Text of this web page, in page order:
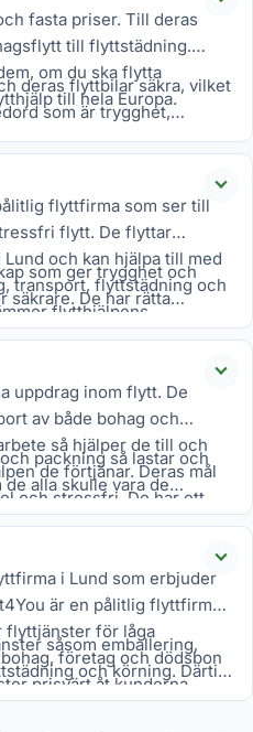
och det ingår leverans
kan också köpa lådorna
fasta priser. Till deras
till flyttstädning.
om du ska flytta
till hela Europa.
deras flyttbilar säkra, vilket
som är trygghet,
från dessa ledord
flytten.
flyttfirma som ser till
flytt. De flyttar
och kan hjälpa till med
transport, flyttstädning och
flytthjälpens
sedan till att det fixas.
som ger trygghet och
säkrare. De har rätta
med tyngre möbler och
uppdrag inom flytt. De
av både bohag och
så hjälper de till och
de förtjänar. Deras mål
och stressfri. De har ett
lyssnar på kundens
packning så lastar och
de alla skulle vara de
lokalkännedom hjälper
i Lund som erbjuder
är en pålitlig flyttfirma
flyttjänster för låga
företag och dödsbon
prisvärt åt kunderna.
såsom emballering,
och körning. Därtill
och kan vid